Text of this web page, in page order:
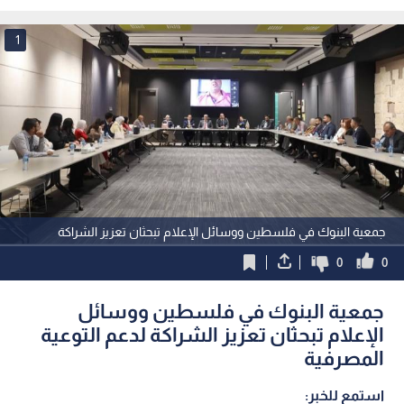
وتدخلا قضائيا
جنين
جمعية البنوك في فلسطين ووسائل الإعلام تبحثان تعزيز الشراكة
1
0
0
جمعية البنوك في فلسطين ووسائل
الإعلام تبحثان تعزيز الشراكة لدعم التوعية
المصرفية
استمع للخبر: